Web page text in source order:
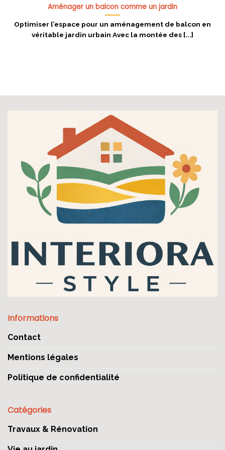
Aménager un balcon comme un jardin
Optimiser l’espace pour un aménagement de balcon en
véritable jardin urbain Avec la montée des [...]
Informations
Contact
Mentions légales
Politique de confidentialité
Catégories
Travaux & Rénovation